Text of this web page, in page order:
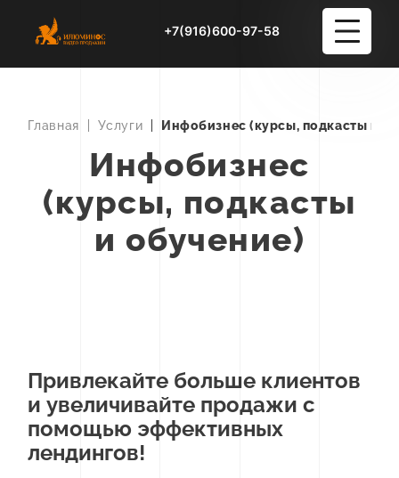
Портфолио
Блог
О студии
+7(916)600-97-58
Главная Услуги Инфобизнес (курсы, подкасты и
Инфобизнес
(курсы, подкасты
и обучение)
Привлекайте больше клиентов
и увеличивайте продажи с
помощью эффективных
лендингов!